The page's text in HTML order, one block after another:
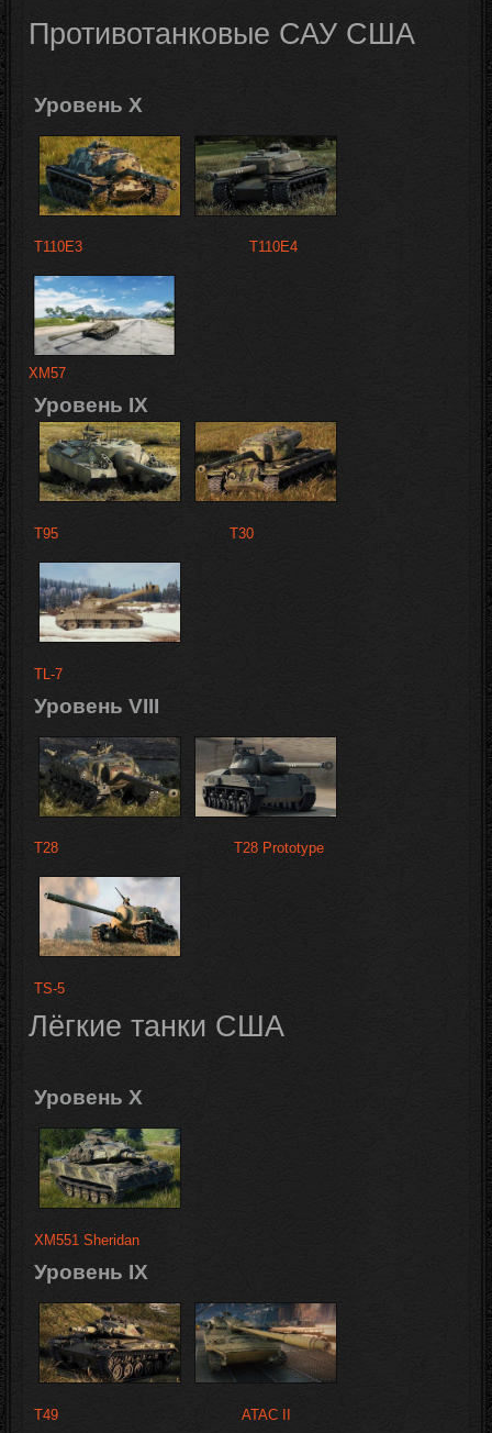
Противотанковые САУ США
Уровень X
T110E3 T110E4
XM57
Уровень IX
T95 T30
TL-7
Уровень VIII
T28 T28 Prototype
TS-5
Лёгкие танки США
Уровень X
XM551 Sheridan
Уровень IX
T49 ATAC II